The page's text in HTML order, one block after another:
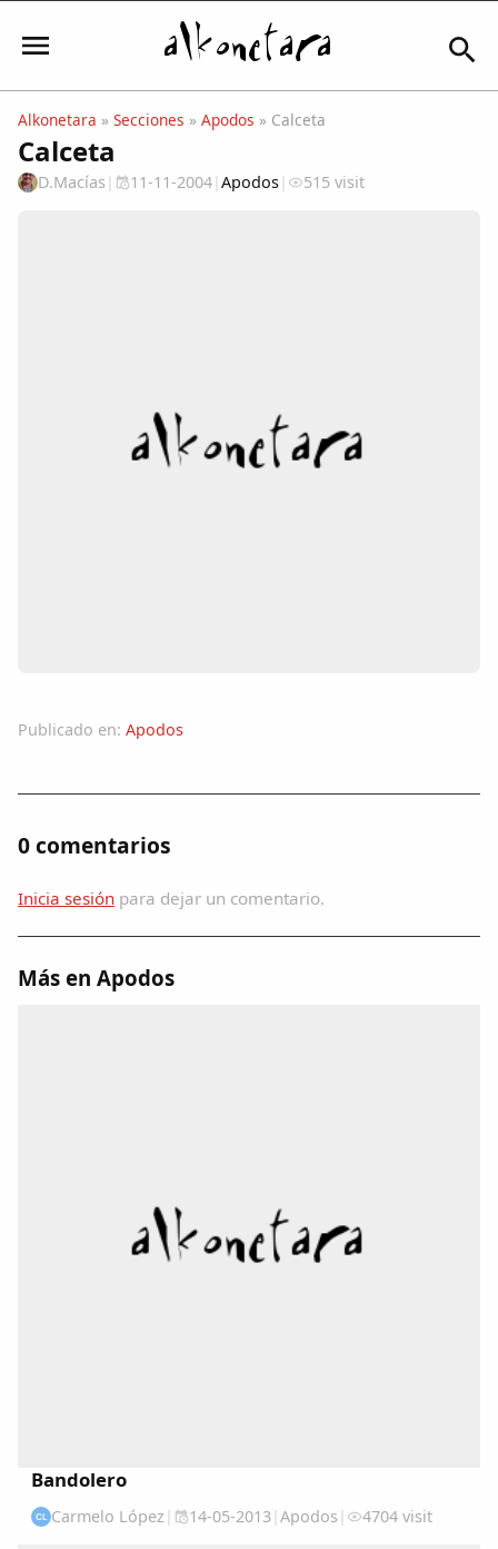
Iniciar sesión
Comunidad
Alkonetara » Secciones » Apodos » Calceta
Calceta
D.Macías | 11-11-2004| Apodos| 515 visit
Publicado en: Apodos
0 comentarios
Inicia sesión para dejar un comentario.
Más en Apodos
Bandolero
CL Carmelo López | 14-05-2013| Apodos | 4704 visit